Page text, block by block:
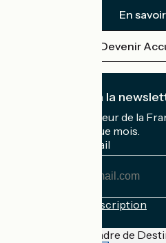
En
Devenir
Je m'abonne à la
Recevez le meilleur de la
boîte mail chaque mois.
Mon adresse mail
Conditions d'inscription
Financé dans le cadre de